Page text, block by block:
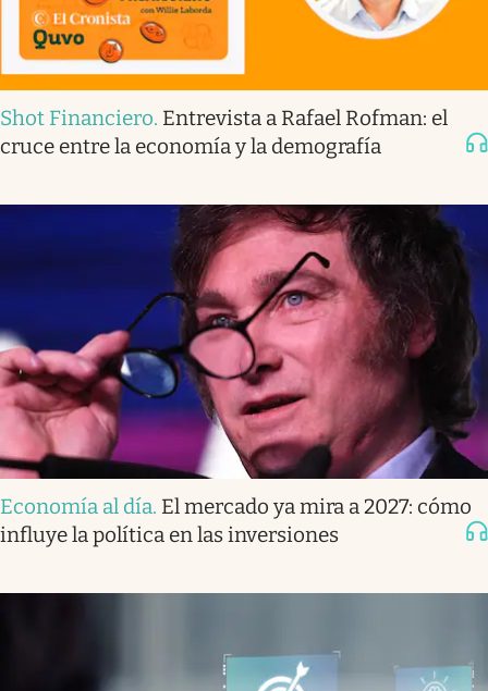
Shot Financiero. Entrevista a Rafael Rofman: el
cruce entre la economía y la demografía
Economía al día. El mercado ya mira a 2027: cómo
influye la política en las inversiones